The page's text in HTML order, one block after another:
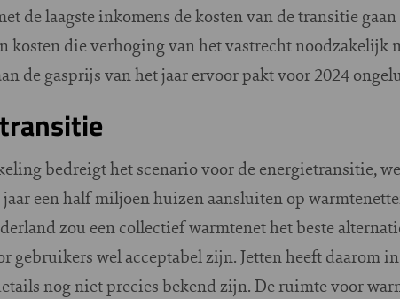
de laagste inkomens de kosten van de transitie
kosten die verhoging van het vastrecht
de gasprijs van het jaar ervoor pakt voor 2024
bedreigt het scenario voor de energietransitie,
een half miljoen huizen aansluiten op
zou een collectief warmtenet het beste
gebruikers wel acceptabel zijn. Jetten heeft daarom
nog niet precies bekend zijn. De ruimte voor